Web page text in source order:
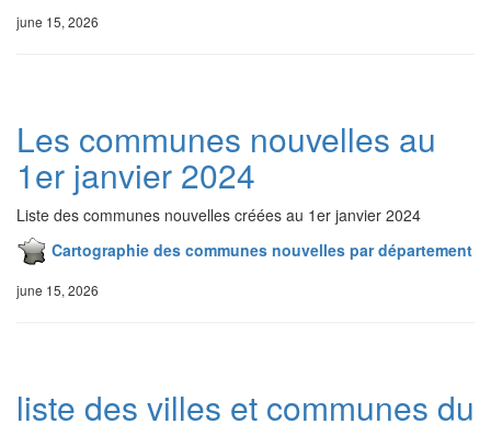
june 15, 2026
Les communes nouvelles au
1er janvier 2024
Liste des communes nouvelles créées au 1er janvier 2024
Cartographie des communes nouvelles par département
june 15, 2026
liste des villes et communes du